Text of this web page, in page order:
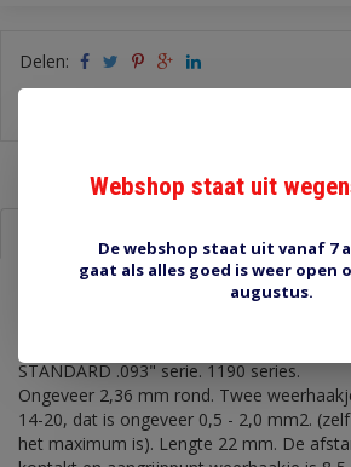
Delen:
-
STANDARD .093" serie. 1190 series.
Ongeveer 2,36 mm rond. Twee
14-20, dat is ongeveer 0,5 - 2,0 mm2.
het maximum is). Lengte 22 mm. De
Webshop staat uit
De webshop staat uit vanaf 7
gaat als alles goed is weer open
augustus.